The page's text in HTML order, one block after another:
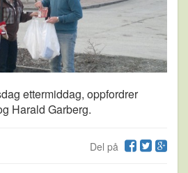
ettermiddag, oppfordrer
Harald Garberg.
Del på